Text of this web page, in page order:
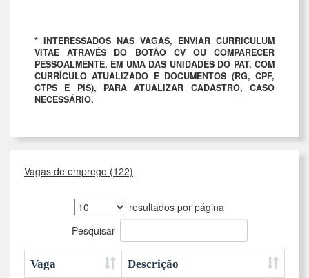
* INTERESSADOS NAS VAGAS, ENVIAR CURRICULUM
VITAE ATRAVÉS DO BOTÃO CV OU COMPARECER
PESSOALMENTE, EM UMA DAS UNIDADES DO PAT, COM
CURRÍCULO ATUALIZADO E DOCUMENTOS (RG, CPF,
CTPS E PIS), PARA ATUALIZAR CADASTRO, CASO
NECESSÁRIO.
Vagas de emprego (122)
resultados por página
Pesquisar
Vaga Descrição